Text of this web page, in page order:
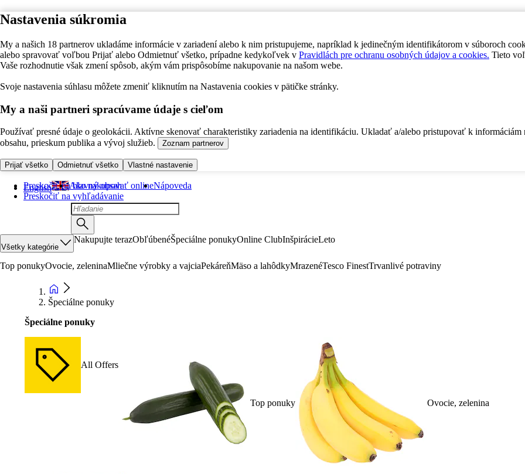
Nastavenia súkromia
My a našich 18 partnerov ukladáme informácie v zariadení alebo k nim pristupujeme, napríklad k jedinečným identifikátorom v súboroch
alebo spravovať voľbou Prijať alebo Odmietnuť všetko, prípadne kedykoľvek v Pravidlách pre ochranu osobných údajov a cookies. Tieto
Vaše rozhodnutie však zmení spôsob, akým vám prispôsobíme nakupovanie na našom webe.
Svoje nastavenia súhlasu môžete zmeniť kliknutím na Nastavenia cookies v pätičke stránky.
My a naši partneri spracúvame údaje s cieľom
Používať presné údaje o geolokácii. Aktívne skenovať charakteristiky zariadenia na identifikáciu. Ukladať a/alebo pristupovať k informáciám
obsahu, prieskum publika a vývoj služieb.
Zoznam partnerov
Prijať všetko Odmietnuť všetko Vlastné nastavenie
Preskočiť na hlavný obsah
Preskočiť na vyhľadávanie
English Ako nakupovať onlineNápoveda
Všetky kategórie
Nakupujte terazObľúbenéŠpeciálne ponukyOnline ClubInšpirácieLeto
Top ponukyOvocie, zeleninaMliečne výrobky a vajciaPekáreňMäso a lahôdkyMrazenéTesco FinestTrvanlivé potraviny
Špeciálne ponuky
Špeciálne ponuky
All Offers
Top ponuky Ovocie, zelenina